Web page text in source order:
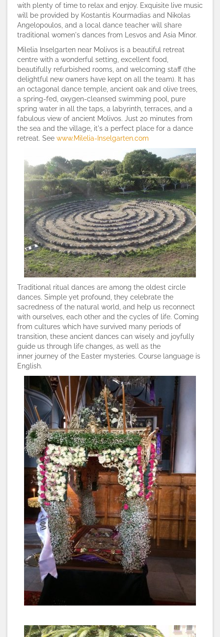
with plenty of time to relax and enjoy. Exquisite live music
will be provided by Kostantis Kourmadias and Nikolas
Angelopoulos, and a local dance teacher will share
traditional women's dances from Lesvos and Asia Minor.
Milelia Inselgarten near Molivos is a beautiful retreat
centre with a wonderful setting, excellent food,
beautifully refurbished rooms, and welcoming staff (the
delightful new owners have kept on all the team). It has
an octagonal dance temple, ancient oak and olive trees,
a spring-fed, oxygen-cleansed swimming pool, pure
spring water in all the taps, a labyrinth, terraces, and a
fabulous view of ancient Molivos. Just 20 minutes from
the sea and the village, it's a perfect place for a dance
retreat. See www.Milelia-Inselgarten.com
Traditional ritual dances are among the oldest circle
dances. Simple yet profound, they celebrate the
sacredness of the natural world, and help us reconnect
with ourselves, each other and the cycles of life. Coming
from cultures which have survived many periods of
transition, these ancient dances can wisely and joyfully
guide us through life changes, as well as the
inner journey of the Easter mysteries. Course language is
English.